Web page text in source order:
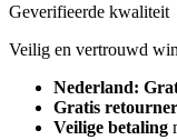
Geverifieerde kwaliteit
Veilig en vertrouwd
Nederland:
Gratis
Veilige betaling